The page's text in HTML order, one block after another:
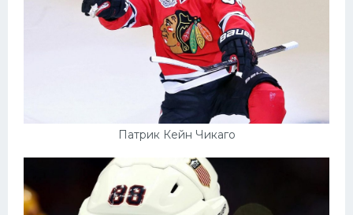
Патрик Кейн Чикаго